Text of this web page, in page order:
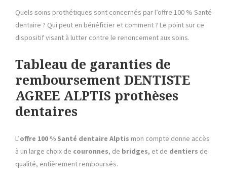
Quels soins prothétiques sont concernés par l’offre 100 % Santé
dentaire ? Qui peut en bénéficier et comment ? Le point sur ce
dispositif visant à lutter contre le renoncement aux soins.
Tableau de garanties de
remboursement DENTISTE
AGREE ALPTIS prothèses
dentaires
L’offre 100 % Santé dentaire Alptis mon compte donne accès
à un large choix de couronnes, de bridges, et de dentiers de
qualité, entièrement remboursés.